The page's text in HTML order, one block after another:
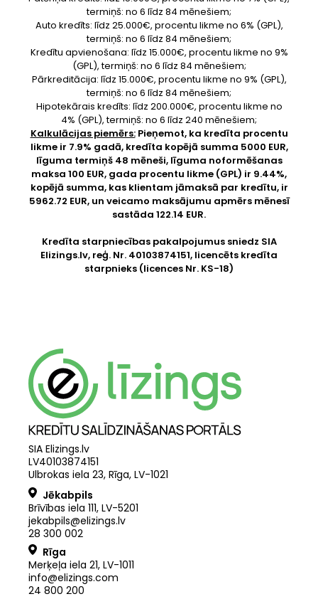
termiņš: no 6 līdz 84 mēnešiem;
Auto kredīts: līdz 25.000€, procentu likme no 6% (GPL),
termiņš: no 6 līdz 84 mēnešiem;
Kredītu apvienošana: līdz 15.000€, procentu likme no 9%
(GPL), termiņš: no 6 līdz 84 mēnešiem;
Pārkreditācija: līdz 15.000€, procentu likme no 9% (GPL),
termiņš: no 6 līdz 84 mēnešiem;
Hipotekārais kredīts: līdz 200.000€, procentu likme no
4% (GPL), termiņš: no 6 līdz 240 mēnešiem;
Kalkulācijas piemērs:Pieņemot, ka kredīta procentu
likme ir 7.9% gadā, kredīta kopējā summa 5000 EUR,
līguma termiņš 48 mēneši, līguma noformēšanas
maksa 100 EUR, gada procentu likme (GPL) ir 9.44%,
kopējā summa, kas klientam jāmaksā par kredītu, ir
5962.72 EUR, un veicamo maksājumu apmērs mēnesī
sastāda 122.14 EUR.
Kredīta starpniecības pakalpojumus sniedz SIA
Elizings.lv, reģ. Nr. 40103874151, licencēts kredīta
starpnieks (licences Nr. KS-18)
SIA Elizings.lv
LV40103874151
Ulbrokas iela 23, Rīga, LV-1021
Jēkabpils
Brīvības iela 111, LV-5201
jekabpils@elizings.lv
28 300 002
Rīga
Merķeļa iela 21, LV-1011
info@elizings.com
24 800 200